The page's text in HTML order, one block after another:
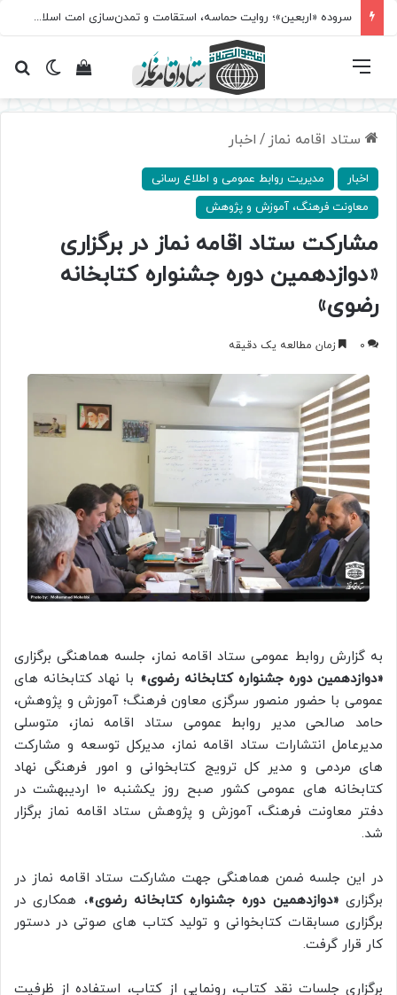
سروده‌ «اربعین»؛ روایت حماسه، استقامت و تمدن‌سازی امت اسلامی
تغییرمشاهده فهرست
ستاد اقامه نماز / اخبار
اخبار
مدیریت روابط عمومی و اطلاع رسانی
معاونت فرهنگ، آموزش و پژوهش
مشارکت ستاد اقامه نماز در برگزاری
«دوازدهمین دوره جشنواره کتابخانه
رضوی»
0 زمان مطالعه یک دقیقه
به گزارش روابط عمومی ستاد اقامه نماز، جلسه هماهنگی برگزاری
«دوازدهمین دوره جشنواره کتابخانه رضوی» با نهاد کتابخانه های
عمومی با حضور منصور سرگزی معاون فرهنگ؛ آموزش و پژوهش،
حامد صالحی مدیر روابط عمومی ستاد اقامه نماز، متوسلی
مدیرعامل انتشارات ستاد اقامه نماز، مدیرکل توسعه و مشارکت
های مردمی و مدیر کل ترویج کتابخوانی و امور فرهنگی نهاد
کتابخانه های عمومی کشور صبح روز یکشنبه 10 اردیبهشت در
دفتر معاونت فرهنگ، آموزش و پژوهش ستاد اقامه نماز برگزار
شد.
در این جلسه ضمن هماهنگی جهت مشارکت ستاد اقامه نماز در
برگزاری«دوازدهمین دوره جشنواره کتابخانه رضوی»، همکاری در
برگزاری مسابقات کتابخوانی و تولید کتاب های صوتی در دستور
کار قرار گرفت.
برگزاری جلسات نقد کتاب، رونمایی از کتاب، استفاده از ظرفیت